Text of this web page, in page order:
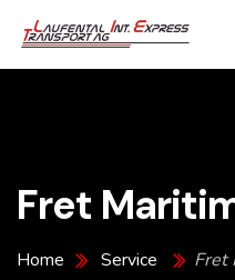
Fret
Home Service Fret